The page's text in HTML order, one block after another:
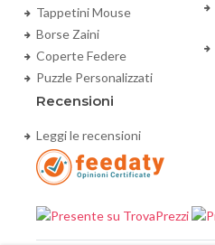
Tappetini Mouse
Borse Zaini
Coperte Federe
Puzzle Personalizzati
Recensioni
Leggi le recensioni